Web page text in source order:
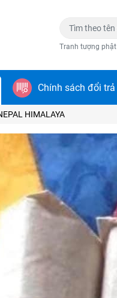
Tranh tượng phật
Chính sách đổi trả
HIMALAYA